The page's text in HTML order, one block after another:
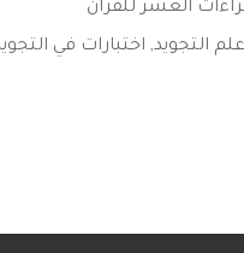
العشر للقرآن
التجويد, اختبارات في